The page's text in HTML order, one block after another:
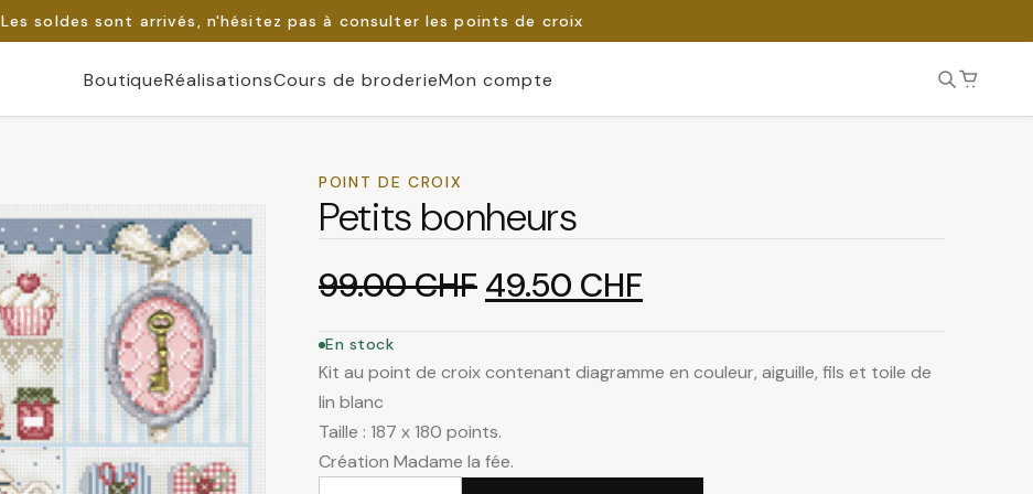
Les soldes sont arrivés, n'hésitez pas à consulter les points de croix
BoutiqueRéalisationsCours de broderieMon compte
POINT DE CROIX
Petits bonheurs
99.00CHF Le
prix
était :
49.50 CHF
prix
En stock
Kit au point de croix contenant diagramme en couleur, aiguille, fils et toile de
lin blanc
Taille : 187 x 180 points.
Création Madame la fée.